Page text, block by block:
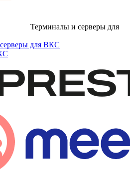
Терминалы и серверы для
для ВКС